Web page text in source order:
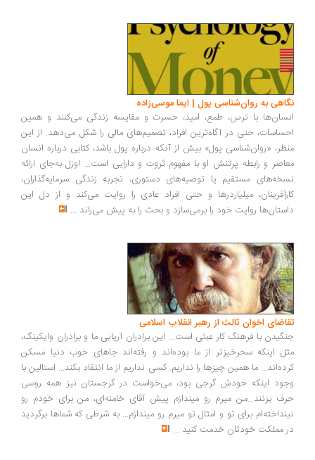
به روان‌شناسی پول | ایما موسی‌زاده
با ترس، طمع، امید، حسرت و مقایسه زندگی می‌کنند و همین
حتی در آگاه‌ترین افراد، تصمیم‌های مالی را شکل می‌دهد. از این
«روان‌شناسی پول» بیش از آنکه درباره پول باشد، کتابی درباره انسان
و رابطه پرتنش او با مفهوم ثروت و دارایی است... اوزل به‌جای ارائه
مستقیم یا توصیه‌های دستوری، تجربه زندگی سرمایه‌گذاران،
میلیاردرها و حتی افراد عادی را روایت می‌کند و از دل این
روایت خود را برمی‌سازد و بحث را به پیش می‌راند ...
اخوان ثالث از رهبر انقلاب اسلامی
با فرهنگ کار عبثی است... این برادران آریایی ما و برادران وایکینگ،
اینکه سحرخیزتر از ما بوده‌اند و رفته‌اند جاهای خوب دنیا مسکن
ما همین چیزها را نداریم. کسی نداریم از ما انتقاد بکند... استالین با
اینکه خودش گرجی بود، می‌خواست در گرجستان نیز همه روسی
بزنند...من میرم رو میندازم پیش آقای خامنه‌ای، من برای خودم رو
برای تو و امثال تو میرم رو میندازم... به شرطی که شماها برگردید
مملکت خودتان خدمت کنید...